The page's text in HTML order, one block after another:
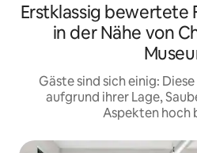
Erstklassig
in der Nähe von
Gäste sind sich einig:
aufgrund ihrer Lage,
Aspekten hoch